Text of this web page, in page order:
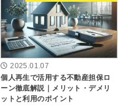
2025.01.07
個人再生で活用する不動産担保ロ
ーン徹底解説｜メリット・デメリ
ットと利用のポイント